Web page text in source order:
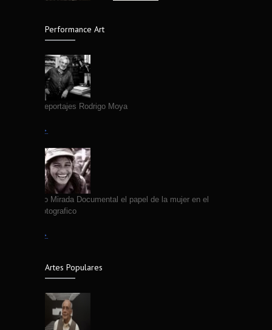
7 years ago
Performance Art
Primeros Reportajes Rodrigo Moya
Leer más →
VII Coloquio Mirada Documental el papel de la mujer en el
quehacer fotografico
Leer más →
Artes Populares